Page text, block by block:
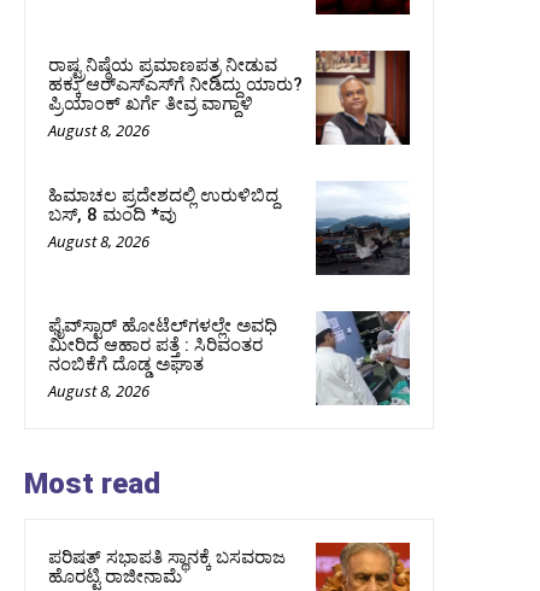
ರಾಷ್ಟ್ರನಿಷ್ಠೆಯ ಪ್ರಮಾಣಪತ್ರ ನೀಡುವ
ಹಕ್ಕು ಆರ್‌ಎಸ್‌ಎಸ್‌ಗೆ ನೀಡಿದ್ದು ಯಾರು?
ಪ್ರಿಯಾಂಕ್ ಖರ್ಗೆ ತೀವ್ರ ವಾಗ್ದಾಳಿ
August 8, 2026
ಹಿಮಾಚಲ ಪ್ರದೇಶದಲ್ಲಿ ಉರುಳಿಬಿದ್ದ
ಬಸ್‌, 8 ಮಂದಿ *ವು
August 8, 2026
ಫೈವ್‌ಸ್ಟಾರ್ ಹೋಟೆಲ್‌ಗಳಲ್ಲೇ ಅವಧಿ
ಮೀರಿದ ಆಹಾರ ಪತ್ತೆ : ಸಿರಿವಂತರ
ನಂಬಿಕೆಗೆ ದೊಡ್ಡ ಅಘಾತ
August 8, 2026
Most read
ಪರಿಷತ್‌ ಸಭಾಪತಿ ಸ್ಥಾನಕ್ಕೆ ಬಸವರಾಜ
ಹೊರಟ್ಟಿ ರಾಜೀನಾಮೆ